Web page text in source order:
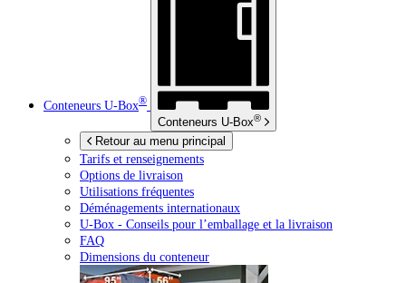
Conteneurs U-Box®
Conteneurs U-Box®
Retour au menu principal
Tarifs et renseignements
Options de livraison
Utilisations fréquentes
Déménagements internationaux
U-Box - Conseils pour l’emballage et la livraison
FAQ
Dimensions du conteneur